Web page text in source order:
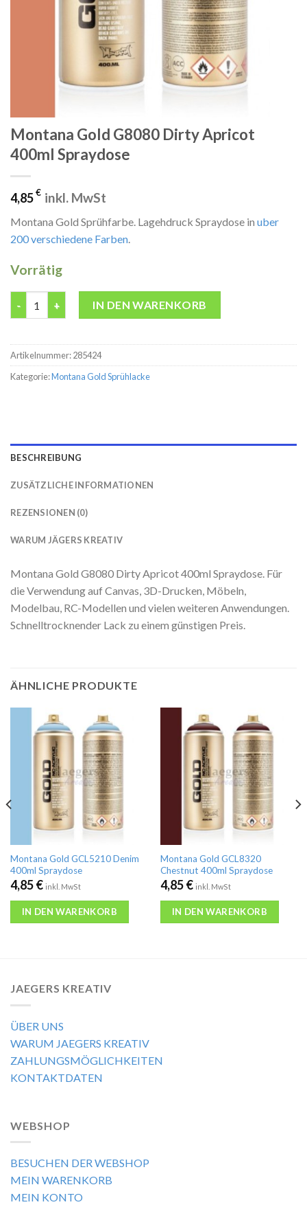
Montana Gold G8080 Dirty Apricot
400ml Spraydose
4,85€ inkl. MwSt
Montana Gold Sprühfarbe. Lagehdruck Spraydose in uber
200 verschiedene Farben.
Vorrätig
IN DEN WARENKORB
Artikelnummer:285424
Kategorie:Montana Gold Sprühlacke
BESCHREIBUNG
ZUSÄTZLICHE INFORMATIONEN
REZENSIONEN (0)
WARUM JÄGERS KREATIV
Montana Gold G8080 Dirty Apricot 400ml Spraydose. Für
die Verwendung auf Canvas, 3D-Drucken, Möbeln,
Modelbau, RC-Modellen und vielen weiteren Anwendungen.
Schnelltrocknender Lack zu einem günstigen Preis.
ÄHNLICHE PRODUKTE
Montana Gold GCL5210 Denim
400ml Spraydose
4,85€ inkl. MwSt
IN DEN WARENKORB
Montana Gold GCL8320
Chestnut 400ml Spraydose
4,85€ inkl. MwSt
IN DEN WARENKORB
JAEGERS KREATIV
ÜBER UNS
WARUM JAEGERS KREATIV
ZAHLUNGSMÖGLICHKEITEN
KONTAKTDATEN
WEBSHOP
BESUCHEN DER WEBSHOP
MEIN WARENKORB
MEIN KONTO